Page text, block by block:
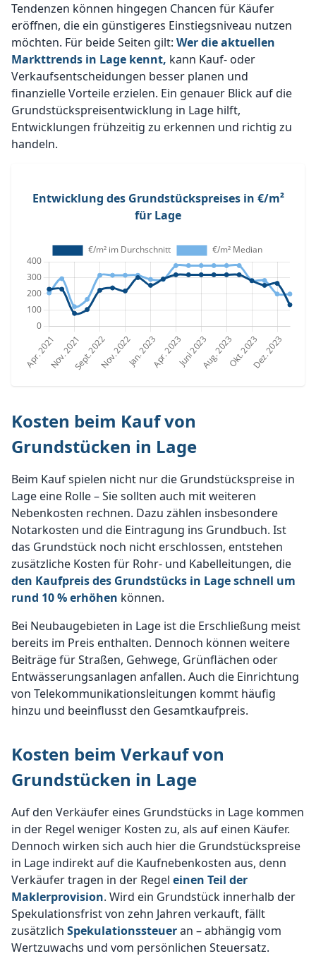
Tendenzen können hingegen Chancen für Käufer
eröffnen, die ein günstigeres Einstiegsniveau nutzen
möchten. Für beide Seiten gilt: Wer die aktuellen
Markttrends in Lage kennt, kann Kauf- oder
Verkaufsentscheidungen besser planen und
finanzielle Vorteile erzielen. Ein genauer Blick auf die
Grundstückspreisentwicklung in Lage hilft,
Entwicklungen frühzeitig zu erkennen und richtig zu
handeln.
Entwicklung des Grundstückspreises in €/m²
für Lage
Kosten beim Kauf von
Grundstücken in Lage
Beim Kauf spielen nicht nur die Grundstückspreise in
Lage eine Rolle – Sie sollten auch mit weiteren
Nebenkosten rechnen. Dazu zählen insbesondere
Notarkosten und die Eintragung ins Grundbuch. Ist
das Grundstück noch nicht erschlossen, entstehen
zusätzliche Kosten für Rohr- und Kabelleitungen, die
den Kaufpreis des Grundstücks in Lage schnell um
rund 10 % erhöhen können.
Bei Neubaugebieten in Lage ist die Erschließung meist
bereits im Preis enthalten. Dennoch können weitere
Beiträge für Straßen, Gehwege, Grünflächen oder
Entwässerungsanlagen anfallen. Auch die Einrichtung
von Telekommunikationsleitungen kommt häufig
hinzu und beeinflusst den Gesamtkaufpreis.
Kosten beim Verkauf von
Grundstücken in Lage
Auf den Verkäufer eines Grundstücks in Lage kommen
in der Regel weniger Kosten zu, als auf einen Käufer.
Dennoch wirken sich auch hier die Grundstückspreise
in Lage indirekt auf die Kaufnebenkosten aus, denn
Verkäufer tragen in der Regel einen Teil der
Maklerprovision. Wird ein Grundstück innerhalb der
Spekulationsfrist von zehn Jahren verkauft, fällt
zusätzlich Spekulationssteueran – abhängig vom
Wertzuwachs und vom persönlichen Steuersatz.